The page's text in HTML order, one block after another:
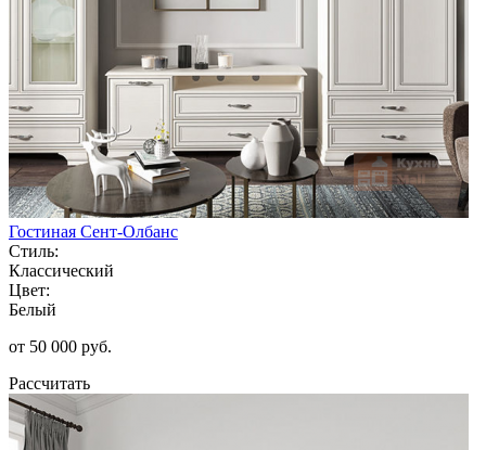
Гостиная Сент-Олбанс
Стиль:
Классический
Цвет:
Белый
от 50 000 руб.
Рассчитать